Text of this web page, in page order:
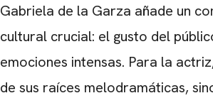
Gabriela de la Garza añade un
cultural crucial: el gusto del
emociones intensas. Para la
de sus raíces melodramáticas,